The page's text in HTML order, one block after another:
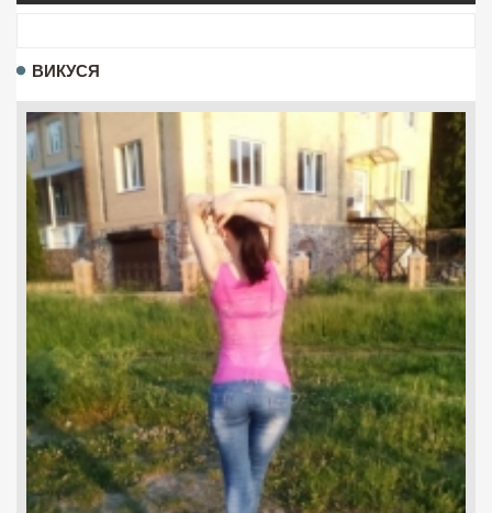
ВИКУСЯ